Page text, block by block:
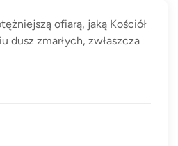
ofiarą, jaką Kościół
dusz zmarłych, zwłaszcza